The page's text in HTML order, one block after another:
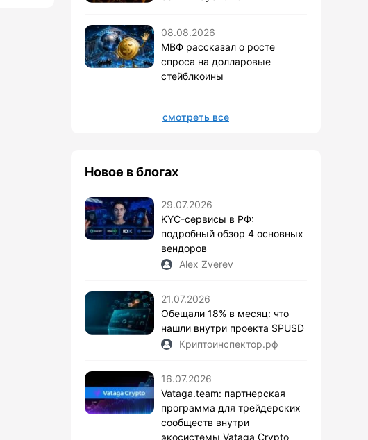
08.08.2026
МВФ рассказал о росте
спроса на долларовые
стейблкоины
смотреть все
Новое в блогах
29.07.2026
KYC-сервисы в РФ:
подробный обзор 4 основных
вендоров
Alex Zverev
21.07.2026
Обещали 18% в месяц: что
нашли внутри проекта SPUSD
Криптоинспектор.рф
16.07.2026
Vataga.team: партнерская
программа для трейдерских
сообществ внутри
экосистемы Vataga Crypto